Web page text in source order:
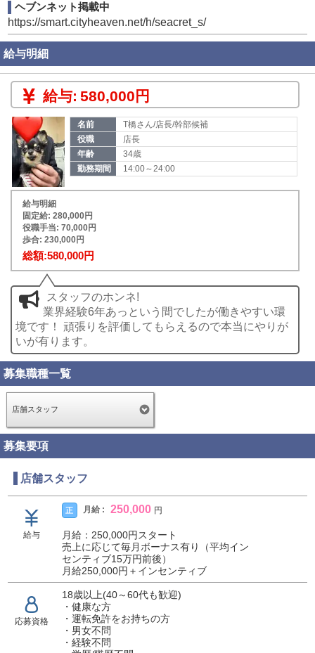
ヘブンネット掲載中
https://smart.cityheaven.net/h/seacret_s/
給与明細
給与: 580,000円
名前
T橋さん/店長/幹部候補
役職
店長
年齢
34歳
勤務期間
14:00～24:00
給与明細
固定給: 280,000円
役職手当: 70,000円
歩合: 230,000円
総額:580,000円
スタッフのホンネ!
業界経験6年あっという間でしたが働きやすい環
境です！ 頑張りを評価してもらえるので本当にやりが
いが有ります。
募集職種一覧
店舗スタッフ
募集要項
店舗スタッフ
給与
正 月給 : 250,000 円
月給：250,000円スタート
売上に応じて毎月ボーナス有り（平均イン
センティブ15万円前後）
月給250,000円＋インセンティブ
応募資格
18歳以上(40～60代も歓迎)
・健康な方
・運転免許をお持ちの方
・男女不問
・経験不問